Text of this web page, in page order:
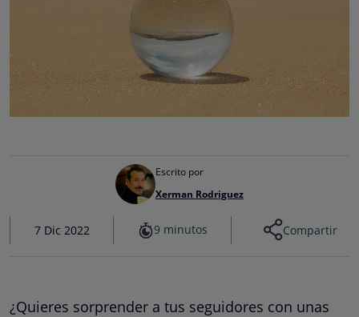
Escrito por
Xerman Rodriguez
7 Dic 2022 9 minutos Compartir
¿Quieres sorprender a tus seguidores con unas